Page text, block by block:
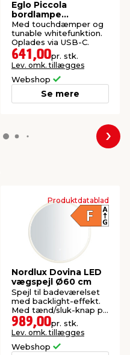
Eglo Piccola
bordlampe
genopladelig
messingfinish
Med touchdæmper og
tunable whitefunktion.
Oplades via USB-C.
641,00pr. stk.
Lev. omk. tillægges
Webshop
Se mere
Produktdatablad
Nordlux Dovina LED
vægspejl Ø60 cm
Spejl til badeværelset
med backlight-effekt.
Med tænd/sluk-knap på
spejlet.
989,00pr. stk.
Lev. omk. tillægges
Webshop